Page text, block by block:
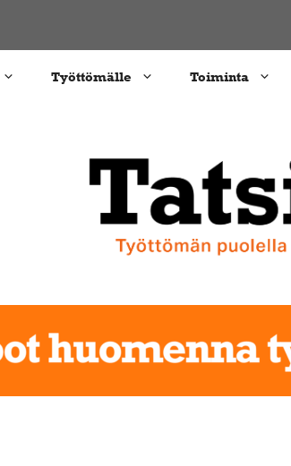
Työttömälle Toiminta